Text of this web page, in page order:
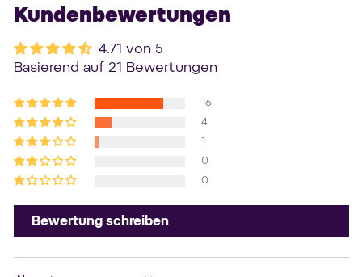
Kundenbewertungen
4.71 von 5
Basierend auf 21 Bewertungen
16
4
0
0
Bewertung schreiben